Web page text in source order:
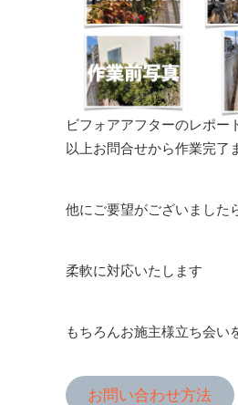
ビフォアアフターのレポー
以上お問合せから作業完了
他にご要望がございました
柔軟に対応いたします
もちろんお施主様立ち会い
お問い合わせ方法